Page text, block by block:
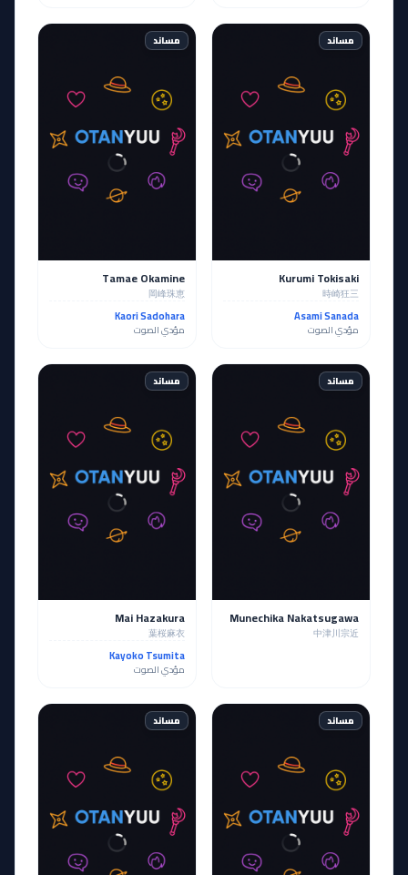
مساند
Kurumi Tokisaki
時崎狂三
Asami Sanada
مؤدي الصوت
مساند
Tamae Okamine
岡峰珠恵
Kaori Sadohara
مؤدي الصوت
مساند
Munechika Nakatsugawa
中津川宗近
مساند
Mai Hazakura
葉桜麻衣
Kayoko Tsumita
مؤدي الصوت
مساند مساند